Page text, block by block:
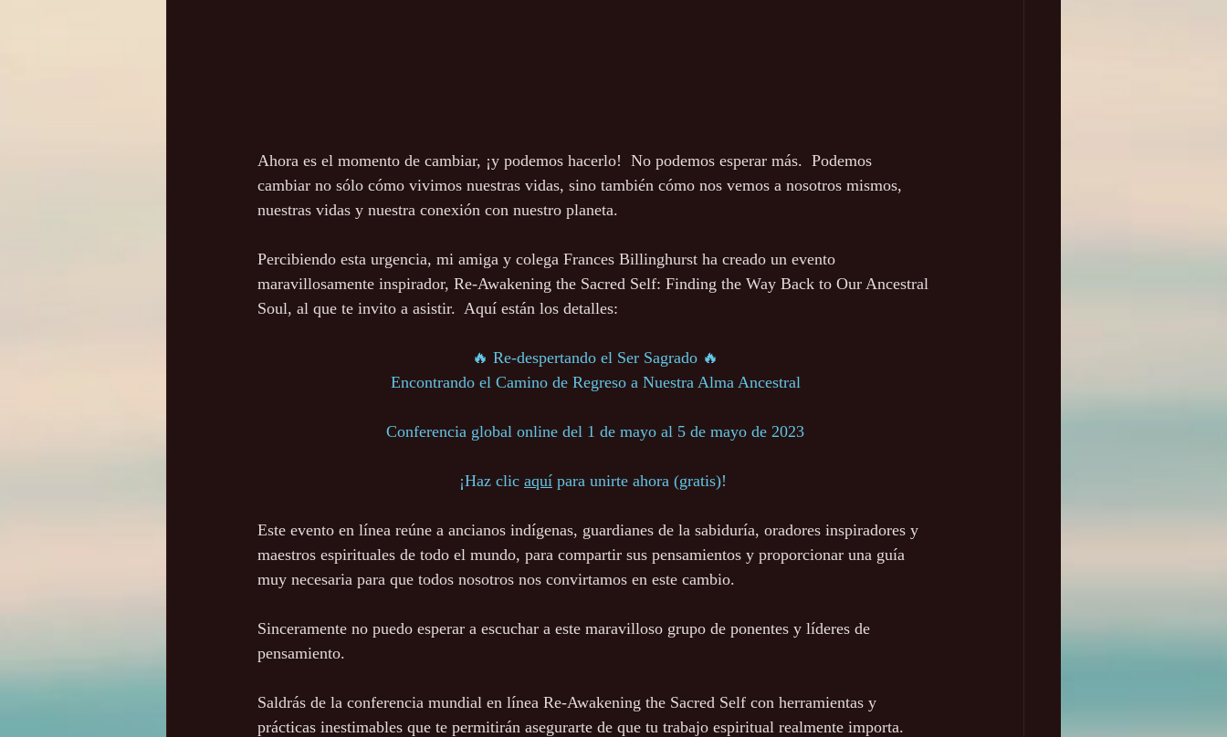
Ahora es el momento de cambiar, ¡y podemos hacerlo!  No podemos esperar más.  Podemos
cambiar no sólo cómo vivimos nuestras vidas, sino también cómo nos vemos a nosotros mismos,
nuestras vidas y nuestra conexión con nuestro planeta.
Percibiendo esta urgencia, mi amiga y colega Frances Billinghurst ha creado un evento
maravillosamente inspirador, Re-Awakening the Sacred Self: Finding the Way Back to Our Ancestral
Soul, al que te invito a asistir.  Aquí están los detalles:
🔥 Re-despertando el Ser Sagrado 🔥
Encontrando el Camino de Regreso a Nuestra Alma Ancestral
Conferencia global online del 1 de mayo al 5 de mayo de 2023
¡Haz clic aquí para unirte ahora (gratis)!
Este evento en línea reúne a ancianos indígenas, guardianes de la sabiduría, oradores inspiradores y
maestros espirituales de todo el mundo, para compartir sus pensamientos y proporcionar una guía
muy necesaria para que todos nosotros nos convirtamos en este cambio.
Sinceramente no puedo esperar a escuchar a este maravilloso grupo de ponentes y líderes de
pensamiento.
Saldrás de la conferencia mundial en línea Re-Awakening the Sacred Self con herramientas y
prácticas inestimables que te permitirán asegurarte de que tu trabajo espiritual realmente importa.